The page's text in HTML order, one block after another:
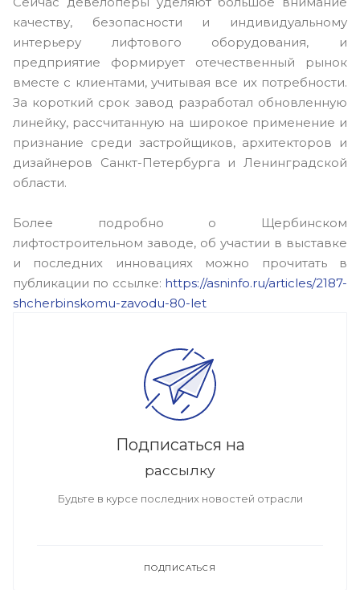
качеству, безопасности и индивидуальному
интерьеру лифтового оборудования, и
предприятие формирует отечественный рынок
вместе с клиентами, учитывая все их потребности.
За короткий срок завод разработал обновленную
линейку, рассчитанную на широкое применение и
признание среди застройщиков, архитекторов и
дизайнеров Санкт-Петербурга и Ленинградской
области.
Более подробно о Щербинском
лифтостроительном заводе, об участии в выставке
и последних инновациях можно прочитать в
публикации по ссылке: https://asninfo.ru/articles/2187-
shcherbinskomu-zavodu-80-let
Подписаться на
рассылку
Будьте в курсе последних новостей отрасли
ПОДПИСАТЬСЯ